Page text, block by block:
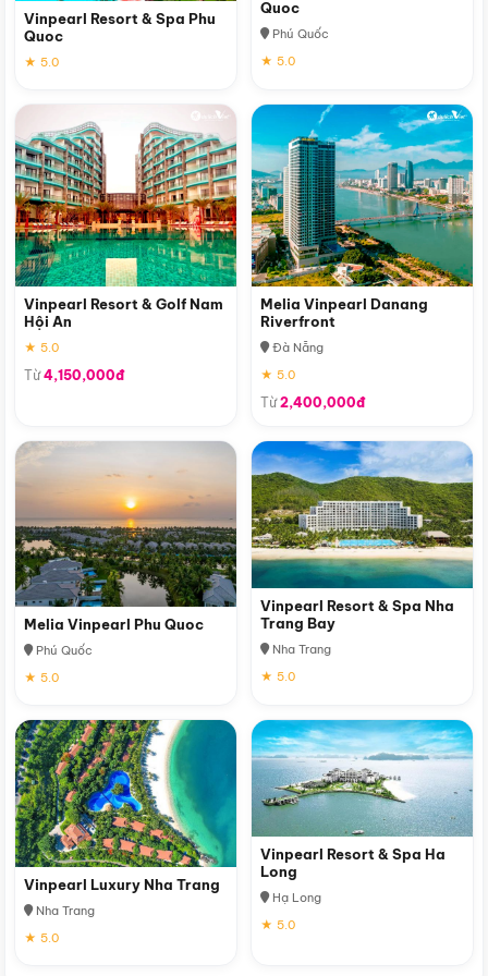
Vinpearl Resort & Spa Phu
Quoc
★ 5.0
Quoc
Phú Quốc
★ 5.0
Vinpearl Resort & Golf Nam
Hội An
★ 5.0
Từ4,150,000đ
Melia Vinpearl Danang
Riverfront
Đà Nẵng
★ 5.0
Từ2,400,000đ
Melia Vinpearl Phu Quoc
Phú Quốc
★ 5.0
Vinpearl Resort & Spa Nha
Trang Bay
Nha Trang
★ 5.0
Vinpearl Luxury Nha Trang
Nha Trang
★ 5.0
Vinpearl Resort & Spa Ha
Long
Hạ Long
★ 5.0